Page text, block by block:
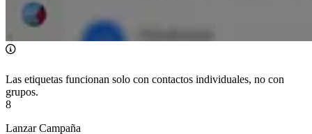
Las etiquetas funcionan solo con contactos individuales, no con
grupos.
8
Lanzar Campaña